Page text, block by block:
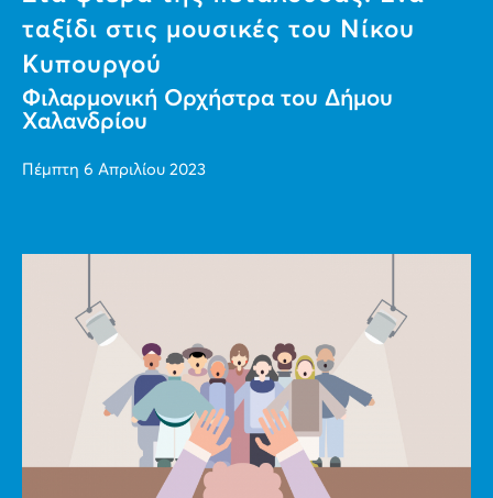
ταξίδι στις μουσικές του Νίκου
Κυπουργού
Φιλαρμονική Ορχήστρα του Δήμου
Χαλανδρίου
Πέμπτη 6 Απριλίου 2023